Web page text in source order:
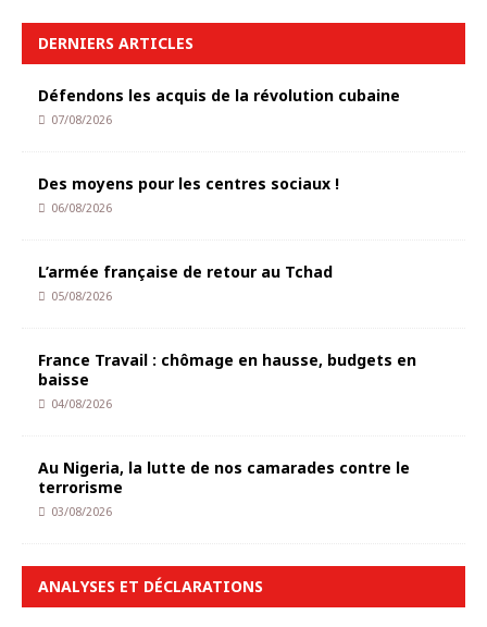
DERNIERS ARTICLES
Défendons les acquis de la révolution cubaine
07/08/2026
Des moyens pour les centres sociaux !
06/08/2026
L’armée française de retour au Tchad
05/08/2026
France Travail : chômage en hausse, budgets en
baisse
04/08/2026
Au Nigeria, la lutte de nos camarades contre le
terrorisme
03/08/2026
ANALYSES ET DÉCLARATIONS